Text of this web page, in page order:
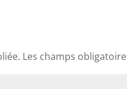
Les champs